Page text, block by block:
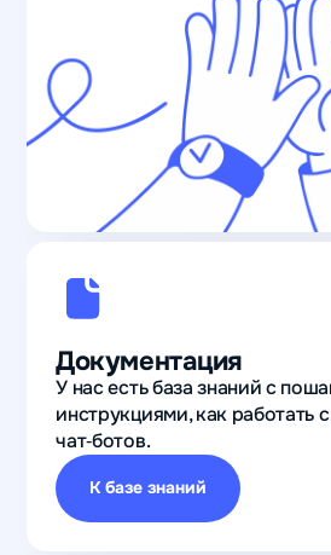
Документация
У нас есть база знаний с
инструкциями, как работать
чат‑ботов.
К базе знаний